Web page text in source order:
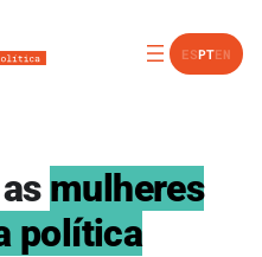
ESPTEN
mulheres
política